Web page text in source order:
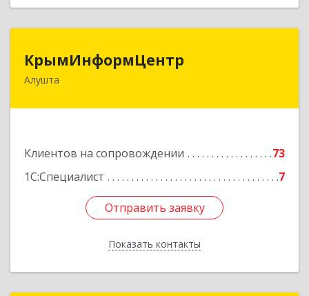
КрымИнформЦентр
Алушта
Клиентов на сопровождении
73
1С:Специалист
7
Отправить заявку
Показать контакты
298500, Крым Респ, Алушта г, Горького ул, дом
Отправить заявку
Назад